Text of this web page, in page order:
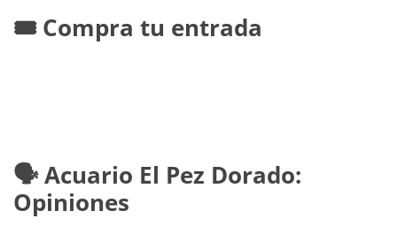
🎟️ Compra tu entrada
🗣️ Acuario El Pez Dorado:
Opiniones